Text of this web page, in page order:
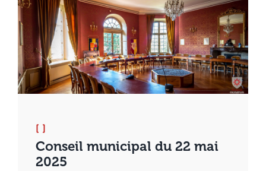
[ ]
Conseil municipal du 22 mai
2025